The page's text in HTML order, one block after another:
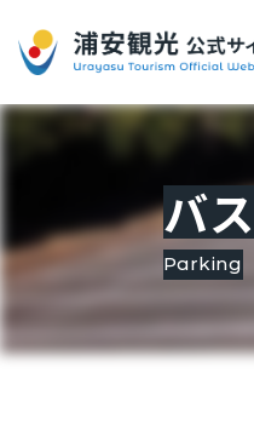
バ
parking